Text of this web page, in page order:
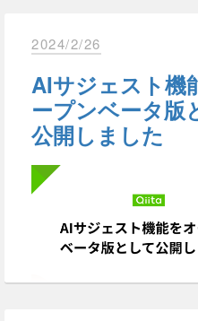
広告表示位置
記事の閲覧体験を損なわな
ます。
具体的には一部の未ログ
表示されている記事の下
イメージ図
開催場所
オンライン
福岡会場：株式会
福岡本社
名古屋会場：株式
大阪会場：株式
バリュー「
リ）」
公式サイト：https://
Jobs の計画メンテナンス
ご不便をおかけしますが、
だけますと幸いです。
実施日時
2024年04月20日 (土) 01:00
終了予定
ます
2024/2/26
AIサジェスト機
ープンベータ版
公開しました